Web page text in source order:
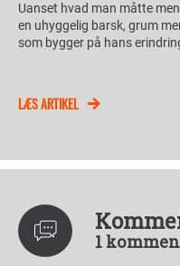
Uanset hvad man måtte
en uhyggelig barsk, grum
som bygger på hans
LÆS ARTIKEL
1